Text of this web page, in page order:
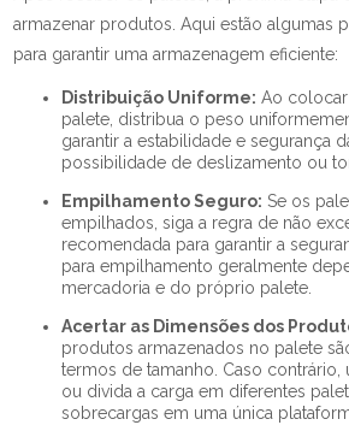
armazenar produtos. Aqui estão algumas
para garantir uma armazenagem eficiente:
Distribuição Uniforme: Ao
palete, distribua o peso
garantir a estabilidade e segurança
possibilidade de deslizamento ou
Empilhamento Seguro: Se os
empilhados, siga a regra de não
recomendada para garantir a
para empilhamento geralmente
mercadoria e do próprio palete.
Acertar as Dimensões dos
produtos armazenados no palete
termos de tamanho. Caso contrário,
ou divida a carga em diferentes
sobrecargas em uma única